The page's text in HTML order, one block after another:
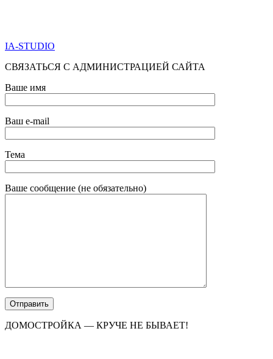
IA-STUDIO
СВЯЗАТЬСЯ С АДМИНИСТРАЦИЕЙ САЙТА
Ваше имя
Ваш e-mail
Тема
Ваше сообщение (не обязательно)
ДОМОСТРОЙКА — КРУЧЕ НЕ БЫВАЕТ!